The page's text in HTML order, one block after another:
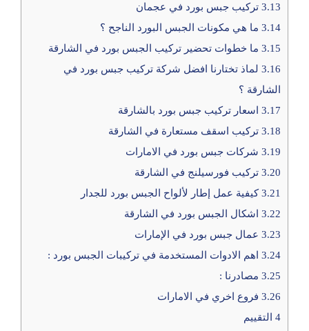
3.13 تركيب جبس بورد في عجمان
3.14 ما هي مكونات الجبس البورد الناجح ؟
3.15 ما خطوات تحضير تركيب الجبس بورد في الشارقة
3.16 لماذ تختارنا افضل شركة تركيب جبس بورد في
الشارقة ؟
3.17 اسعار تركيب جبس بورد بالشارقة
3.18 تركيب اسقف مستعارة في الشارقة
3.19 شركات جبس بورد في الامارات
3.20 تركيب فورسيلنج في الشارقة
3.21كيفية عمل إطار لألواح الجبس بورد للجدار
3.22 اشكال الجبس بورد في الشارقة
3.23 عمال جبس بورد في الإمارات
3.24 اهم الادوات المستخدمة في تركيبات الجبس بورد :
3.25 مصادرنا :
3.26 فروع اخري في الامارات
4 التقييم